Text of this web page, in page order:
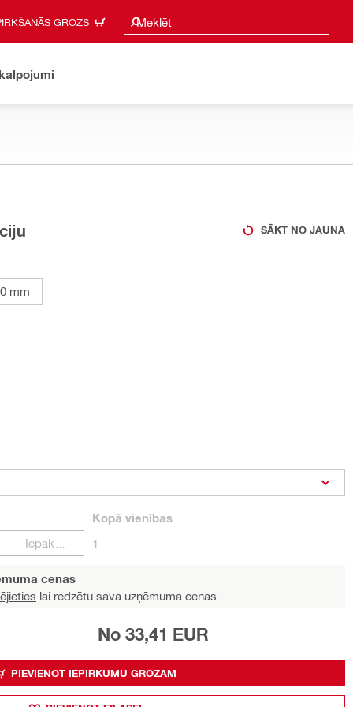
GROZS Meklēt
Meklēšanas ieteikumi
SĀKT NO JAUNA
mm
Kopā vienības
1
cenas
lai redzētu sava uzņēmuma cenas.
No 33,41 EUR
PIEVIENOT IEPIRKUMU GROZAM